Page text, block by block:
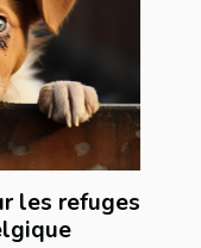
les refuges